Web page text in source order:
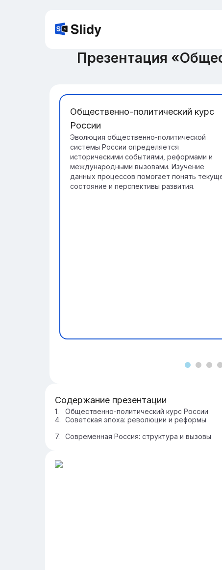
Презентация
Общественно-политический курс
России
Эволюция общественно-политической
системы России определяется
историческими событиями, реформами и
международными вызовами. Изучение
данных процессов помогает понять
состояние и перспективы развития.
Содержание презентации
Общественно-политический курс России
Советская эпоха: революции и реформы
Современная Россия: структура и вызовы